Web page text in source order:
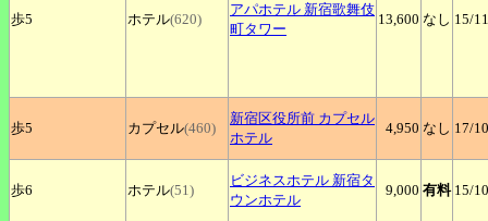
歩5 ホテル(620)
アパホテル 新宿歌舞伎
町タワー
13,600 なし 15/11
歩5 カプセル(460)
新宿区役所前 カプセル
ホテル
4,950 なし 17/10
歩6 ホテル(51)
ビジネスホテル 新宿タ
ウンホテル
9,000 有料 15/10